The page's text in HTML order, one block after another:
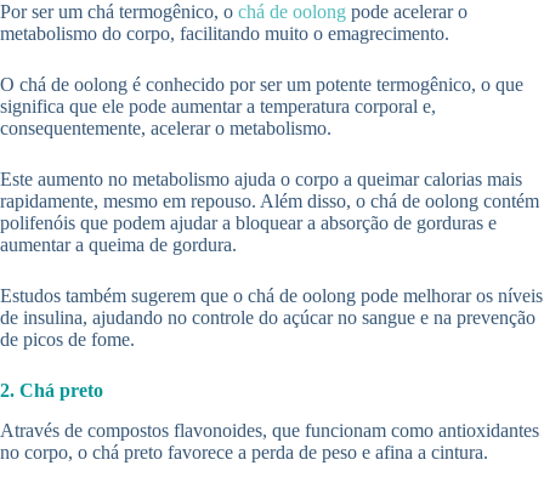
Por ser um chá termogênico, o chá de oolong pode acelerar o
metabolismo do corpo, facilitando muito o emagrecimento.
O chá de oolong é conhecido por ser um potente termogênico, o que
significa que ele pode aumentar a temperatura corporal e,
consequentemente, acelerar o metabolismo.
Este aumento no metabolismo ajuda o corpo a queimar calorias mais
rapidamente, mesmo em repouso. Além disso, o chá de oolong contém
polifenóis que podem ajudar a bloquear a absorção de gorduras e
aumentar a queima de gordura.
Estudos também sugerem que o chá de oolong pode melhorar os níveis
de insulina, ajudando no controle do açúcar no sangue e na prevenção
de picos de fome.
2. Chá preto
Através de compostos flavonoides, que funcionam como antioxidantes
no corpo, o chá preto favorece a perda de peso e afina a cintura.